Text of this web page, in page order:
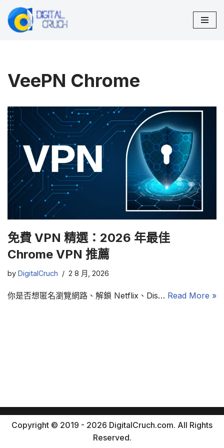
Skip
VeePN Chrome
免費 VPN 精選：2026 年最佳
Chrome VPN 推薦
by DigitalCruch 2 8 月, 2026
你是否想匿名瀏覽網路、解鎖 Netflix、Dis… Read More »
Copyright © 2019 - 2026 DigitalCruch.com. All Rights
Reserved.